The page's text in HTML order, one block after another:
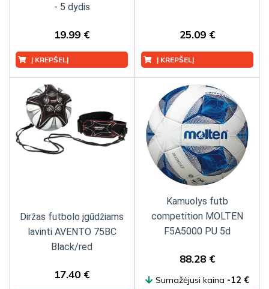
- 5 dydis
19.99 €
Į KREPŠELĮ
25.09 €
Į KREPŠELĮ
Diržas futbolo įgūdžiams
lavinti AVENTO 75BC
Black/red
17.40 €
Kamuolys futb
competition MOLTEN
F5A5000 PU 5d
88.28 €
Sumažėjusi kaina -12 €